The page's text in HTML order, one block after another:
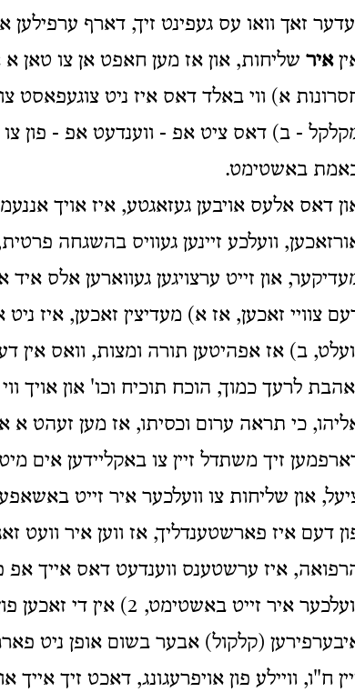
זאך וואו עס געפינט זיך, דארף
איר שליחות, און אז מען חאפט אן צו טאן א
א) ווי באלד דאס איז ניט צוגעפאסט
- ב) דאס ציט אפ - ווענדעט אפ - פון צו
באשטימט.
דאס אלעס אויבען געזאגטע, איז אויך
וועלכע זיינען געוויס בהשגחה
און זייט ערצויגען געווארען אלס
צוויי זאכען, אז א) מעדיצין זאכען, איז
ב) אז אפהיטען תורה ומצות, וואס אין
לרעך כמוך, הוכח תוכיח וכו' און אויך
כי תראה ערום וכסיתו, אז מען זעהט א
זיך משתדל זיין צו באקליידען אים
און שליחות צו וועלכער איר זייט
דעם איז פארשטענדליך, אז ווען איר וועט
איז ערשטענס ווענדעט דאס אייך אפ
וועלכער איר זייט
(קלקול) אבער בשום אופן ניט
ח"ו, וויילע פון אויפרעגונג, דאכט זיך אייך